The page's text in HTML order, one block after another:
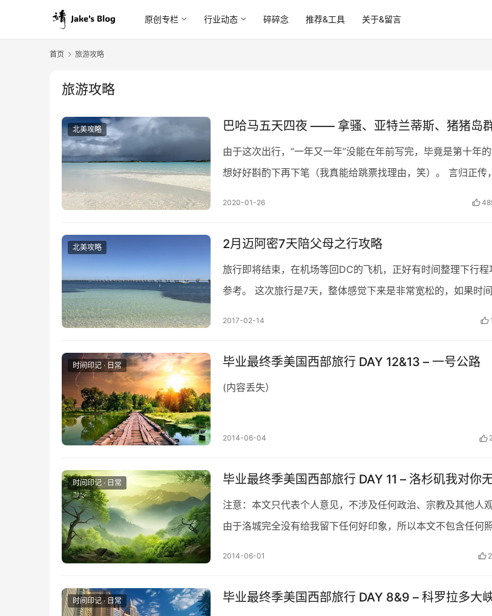
原创专栏 行业动态 碎碎念 推荐&工具 关于&留言
首页 旅游攻略
旅游攻略
北美攻略 巴哈马五天四夜 —— 拿骚、亚特兰蒂斯、猪猪岛
由于这次出行，“一年又一年”没能在年前写完，毕竟是第十年的
想好好斟酌下再下笔（我真能给跳票找理由，笑）。 言归正传
2020-01-26
北美攻略 2月迈阿密7天陪父母之行攻略
旅行即将结束，在机场等回DC的飞机，正好有时间整理下行程
参考。 这次旅行是7天，整体感觉下来是非常宽松的，如果时
2017-02-14
时间印记 · 日常 毕业最终季美国西部旅行 DAY 12&13 – 一号公路
(内容丢失）
2014-06-04
时间印记 · 日常 毕业最终季美国西部旅行 DAY 11 – 洛杉矶我对你
注意：本文只代表个人意见，不涉及任何政治、宗教及其他人
由于洛城完全没有给我留下任何好印象，所以本文不包含任何
2014-06-01
时间印记 · 日常 毕业最终季美国西部旅行 DAY 8&9 – 科罗拉多大